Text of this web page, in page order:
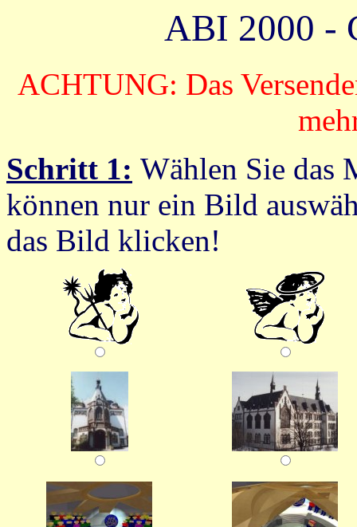
ABI 2000 -
ACHTUNG: Das
Schritt 1: Wählen Sie das
können nur ein Bild
das Bild klicken!